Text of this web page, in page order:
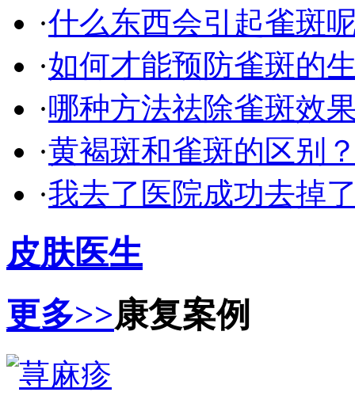
·什么东西会引起雀斑
·如何才能预防雀斑的
·哪种方法祛除雀斑效
·黄褐斑和雀斑的区别
·我去了医院成功去掉
皮肤医生
更多>>康复案例